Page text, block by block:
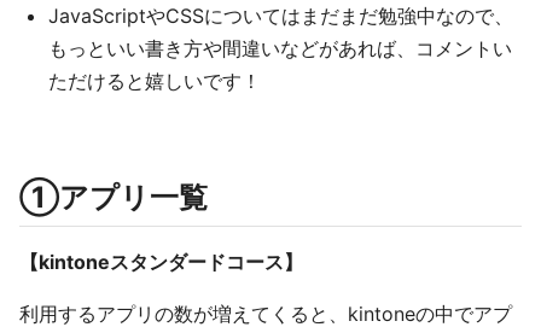
JavaScriptやCSSについてはまだまだ勉強中なので、
もっといい書き方や間違いなどがあれば、コメントい
ただけると嬉しいです！
①アプリ一覧
【kintoneスタンダードコース】
利用するアプリの数が増えてくると、kintoneの中でアプ